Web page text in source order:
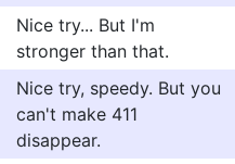
Nice try... But I'm
stronger than that.
Nice try, speedy. But you
can't make 411
disappear.